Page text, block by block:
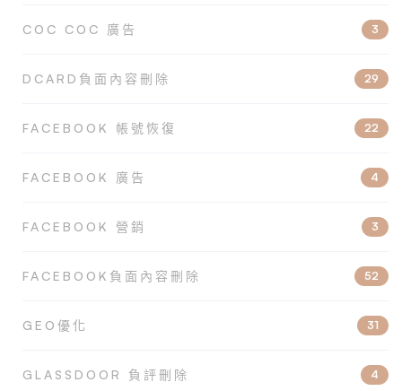
COC COC 廣告 3
DCARD負面內容刪除 29
FACEBOOK 帳號恢復 22
FACEBOOK 廣告 4
FACEBOOK 營銷 3
FACEBOOK負面內容刪除 52
GEO優化 31
GLASSDOOR 負評刪除 4